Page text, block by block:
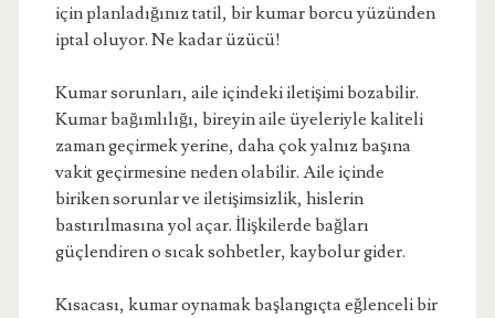
için planladığınız tatil, bir kumar borcu yüzünden
iptal oluyor. Ne kadar üzücü!
Kumar sorunları, aile içindeki iletişimi bozabilir.
Kumar bağımlılığı, bireyin aile üyeleriyle kaliteli
zaman geçirmek yerine, daha çok yalnız başına
vakit geçirmesine neden olabilir. Aile içinde
biriken sorunlar ve iletişimsizlik, hislerin
bastırılmasına yol açar. İlişkilerde bağları
güçlendiren o sıcak sohbetler, kaybolur gider.
Kısacası, kumar oynamak başlangıçta eğlenceli bir